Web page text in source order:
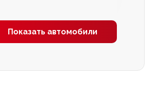
Показать автомобили